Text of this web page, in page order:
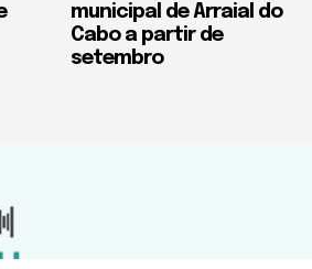
municipal de Arraial do
Cabo a partir de
setembro